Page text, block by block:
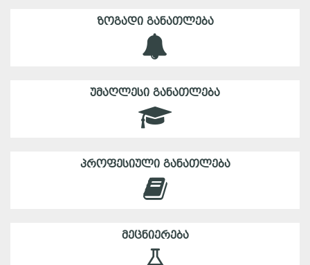
ᲖᲝᲒᲐᲓᲘ ᲒᲐᲜᲐᲗᲚᲔᲑᲐ
ᲣᲛᲐᲦᲚᲔᲡᲘ ᲒᲐᲜᲐᲗᲚᲔᲑᲐ
ᲞᲠᲝᲤᲔᲡᲘᲣᲚᲘ ᲒᲐᲜᲐᲗᲚᲔᲑᲐ
ᲛᲔᲪᲜᲘᲔᲠᲔᲑᲐ